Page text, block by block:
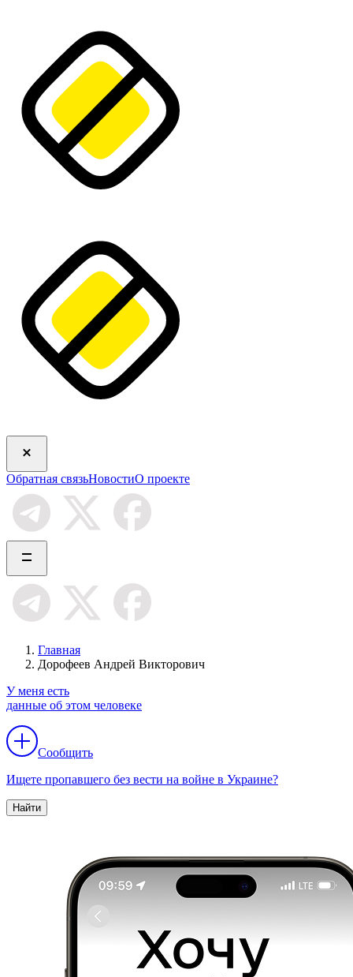
Обратная связьНовостиО проекте
Главная
Дорофеев Андрей Викторович
У меня есть
данные об этом человеке
Сообщить
Ищете пропавшего без вести на войне в Украине?
Найти